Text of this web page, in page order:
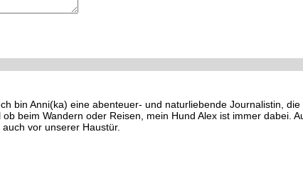
bin Anni(ka) eine abenteuer- und naturliebende Journalistin,
beim Wandern oder Reisen, mein Hund Alex ist immer
vor unserer Haustür.